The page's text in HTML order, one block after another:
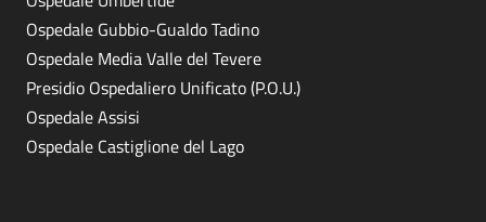
Ospedale Gubbio-Gualdo Tadino
Ospedale Media Valle del Tevere
Presidio Ospedaliero Unificato (P.O.U.)
Ospedale Assisi
Ospedale Castiglione del Lago